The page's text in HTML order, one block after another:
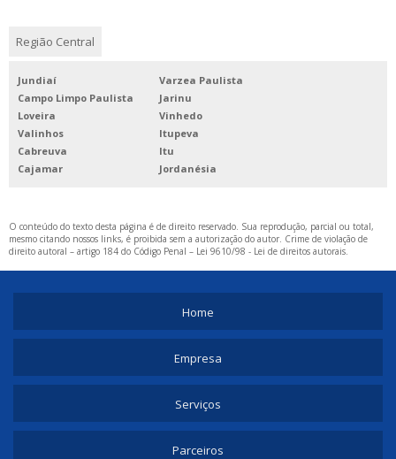
COMPRAR MOTOR DE PORTÃO
FORNECEDOR DE INTERFONE PARA PORTARIA
INTERFONE PARA PORTARIA COMPRAR
LOJA DE MOTOR PARA PORTAO
SISTEMA DE CONTROLE DE ACESSO CONDOMINIAL
VÍDEO PORTEIRO PARA CONDOMÍNIO
Região Central
Jundiaí
Varzea Paulista
Campo Limpo Paulista
Jarinu
Loveira
Vinhedo
Valinhos
Itupeva
Cabreuva
Itu
Cajamar
Jordanésia
O conteúdo do texto desta página é de direito reservado. Sua reprodução, parcial ou total,
mesmo citando nossos links, é proibida sem a autorização do autor. Crime de violação de
direito autoral – artigo 184 do Código Penal – Lei 9610/98 - Lei de direitos autorais.
Home
Empresa
Serviços
Parceiros